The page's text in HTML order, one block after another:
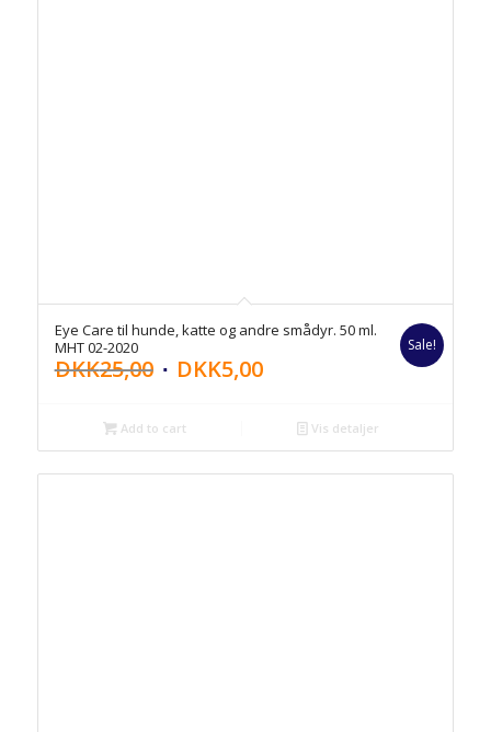
Eye Care til hunde, katte og andre smådyr. 50 ml.
MHT 02-2020
DKK25,00 DKK5,00
Sale!
Add to cart Vis detaljer